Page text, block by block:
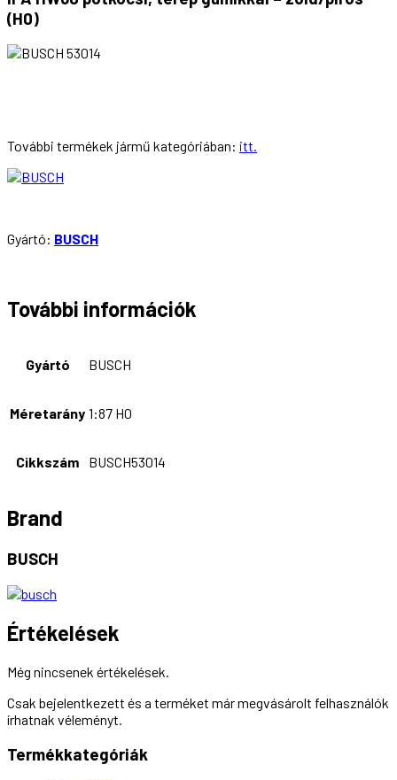
(H0)
További termékek jármű kategóriában: itt.
Gyártó: BUSCH
További információk
Gyártó BUSCH
Méretarány 1:87 H0
Cikkszám BUSCH53014
Brand
BUSCH
Értékelések
Még nincsenek értékelések.
Csak bejelentkezett és a terméket már megvásárolt felhasználók
írhatnak véleményt.
Termékkategóriák